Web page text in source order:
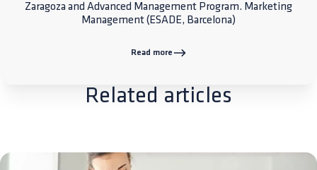
Zaragoza and Advanced Management Program. Marketing
Management (ESADE, Barcelona)
Read more
Related articles